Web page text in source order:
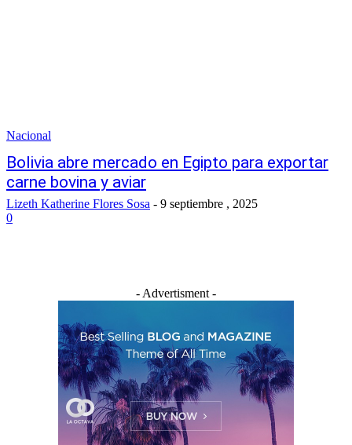
Nacional
Bolivia abre mercado en Egipto para exportar
carne bovina y aviar
Lizeth Katherine Flores Sosa - 9 septiembre , 2025
0
- Advertisment -